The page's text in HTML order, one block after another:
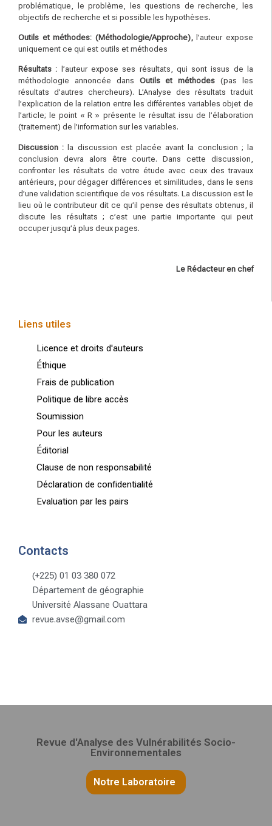
problématique, le problème, les questions de recherche, les
objectifs de recherche et si possible les hypothèses.
Outil s et méthodes: (Méthodologie/Approche), l’auteur expose
uniquement ce qui est outils et méthodes
Résultats :
l’auteur expose ses résultats, qui sont issus de la
méthodologie annoncée dans Outils et méthodes(pas les
résultats d’autres chercheurs). L’Analyse des résultats traduit
l’explication de la relation entre les différentes variables objet de
l’article; le point « R » présente le résultat issu de l’élaboration
(traitement) de l’information sur les variables.
Discussion :
la discussion est placée avant la conclusion ; la
conclusion devra alors être courte. Dans cette discussion,
confronter les résultats de votre étude avec ceux des travaux
antérieurs, pour dégager différences et similitudes, dans le sens
d’une validation scientifique de vos résultats. La discussion est le
lieu où le contributeur dit ce qu’il pense des résultats obtenus, il
discute les résultats ; c’est une partie importante qui peut
occuper jusqu’à plus deux pages.
Le Rédacteur en chef
Liens utiles
Licence et droits d'auteurs
Éthique
Frais de publication
Politique de libre accès
Soumission
Pour les auteurs
Éditorial
Clause de non responsabilité
Déclaration de confidentialité
Evaluation par les pairs
Contacts
(+225) 01 03 380 072
Département de géographie
Université Alassane Ouattara
revue.avse@gmail.com
Revue d'Analyse des Vulnérabilités Socio-
Environnementales
Notre Laboratoire